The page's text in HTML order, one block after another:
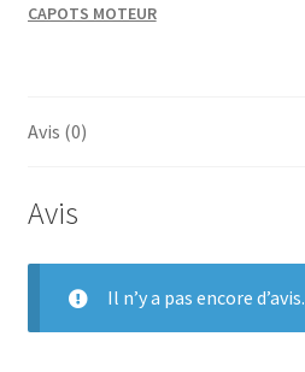
CAPOTS MOTEUR
Avis (0)
Avis
Il n’y a pas encore d’avis.